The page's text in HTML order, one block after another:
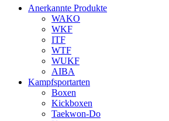
Anerkannte Produkte
WAKO
WKF
ITF
WTF
WUKF
AIBA
Kampfsportarten
Boxen
Kickboxen
Taekwon-Do